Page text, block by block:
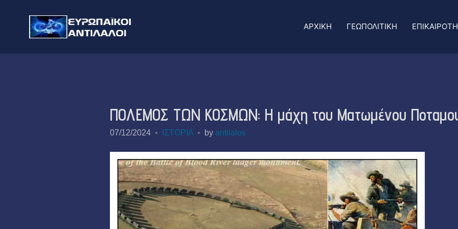
ΑΡΧΙΚΗ ΓΕΩΠΟΛΙΤΙΚΗ
ΠΟΛΕΜΟΣ ΤΩΝ ΚΟΣΜΩΝ: Η μάχη του Ματωμένου
07/12/2024 ΙΣΤΟΡΙΑ by antilalos